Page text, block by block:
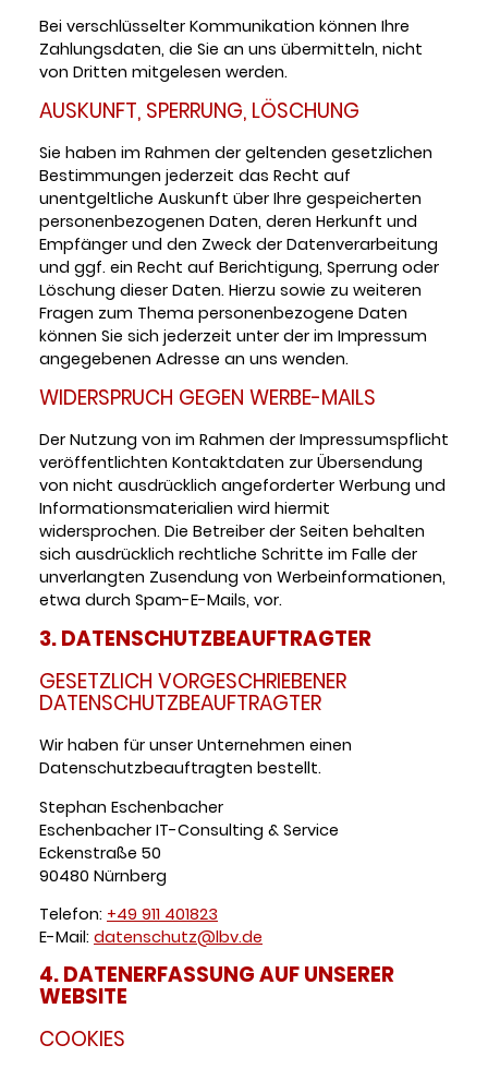
Bei verschlüsselter Kommunikation können Ihre
Zahlungsdaten, die Sie an uns übermitteln, nicht
von Dritten mitgelesen werden.
AUSKUNFT, SPERRUNG, LÖSCHUNG
Sie haben im Rahmen der geltenden gesetzlichen
Bestimmungen jederzeit das Recht auf
unentgeltliche Auskunft über Ihre gespeicherten
personenbezogenen Daten, deren Herkunft und
Empfänger und den Zweck der Datenverarbeitung
und ggf. ein Recht auf Berichtigung, Sperrung oder
Löschung dieser Daten. Hierzu sowie zu weiteren
Fragen zum Thema personenbezogene Daten
können Sie sich jederzeit unter der im Impressum
angegebenen Adresse an uns wenden.
WIDERSPRUCH GEGEN WERBE-MAILS
Der Nutzung von im Rahmen der Impressumspflicht
veröffentlichten Kontaktdaten zur Übersendung
von nicht ausdrücklich angeforderter Werbung und
Informationsmaterialien wird hiermit
widersprochen. Die Betreiber der Seiten behalten
sich ausdrücklich rechtliche Schritte im Falle der
unverlangten Zusendung von Werbeinformationen,
etwa durch Spam-E-Mails, vor.
3. DATENSCHUTZBEAUFTRAGTER
GESETZLICH VORGESCHRIEBENER
DATENSCHUTZBEAUFTRAGTER
Wir haben für unser Unternehmen einen
Datenschutzbeauftragten bestellt.
Stephan Eschenbacher
Eschenbacher IT-Consulting & Service
Eckenstraße 50
90480 Nürnberg
Telefon: +49 911 401823
E-Mail: datenschutz@lbv.de
4. DATENERFASSUNG AUF UNSERER
WEBSITE
COOKIES